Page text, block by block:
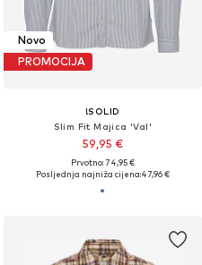
Novo
PROMOCIJA
!SOLID
Slim Fit Majica 'Val'
59,95 €
Prvotno: 74,95 €
Posljednja najniža cijena:47,96 €